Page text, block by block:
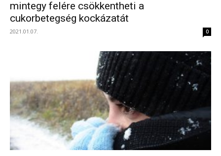
mintegy felére csökkentheti a
cukorbetegség kockázatát
2021.01.07. 0